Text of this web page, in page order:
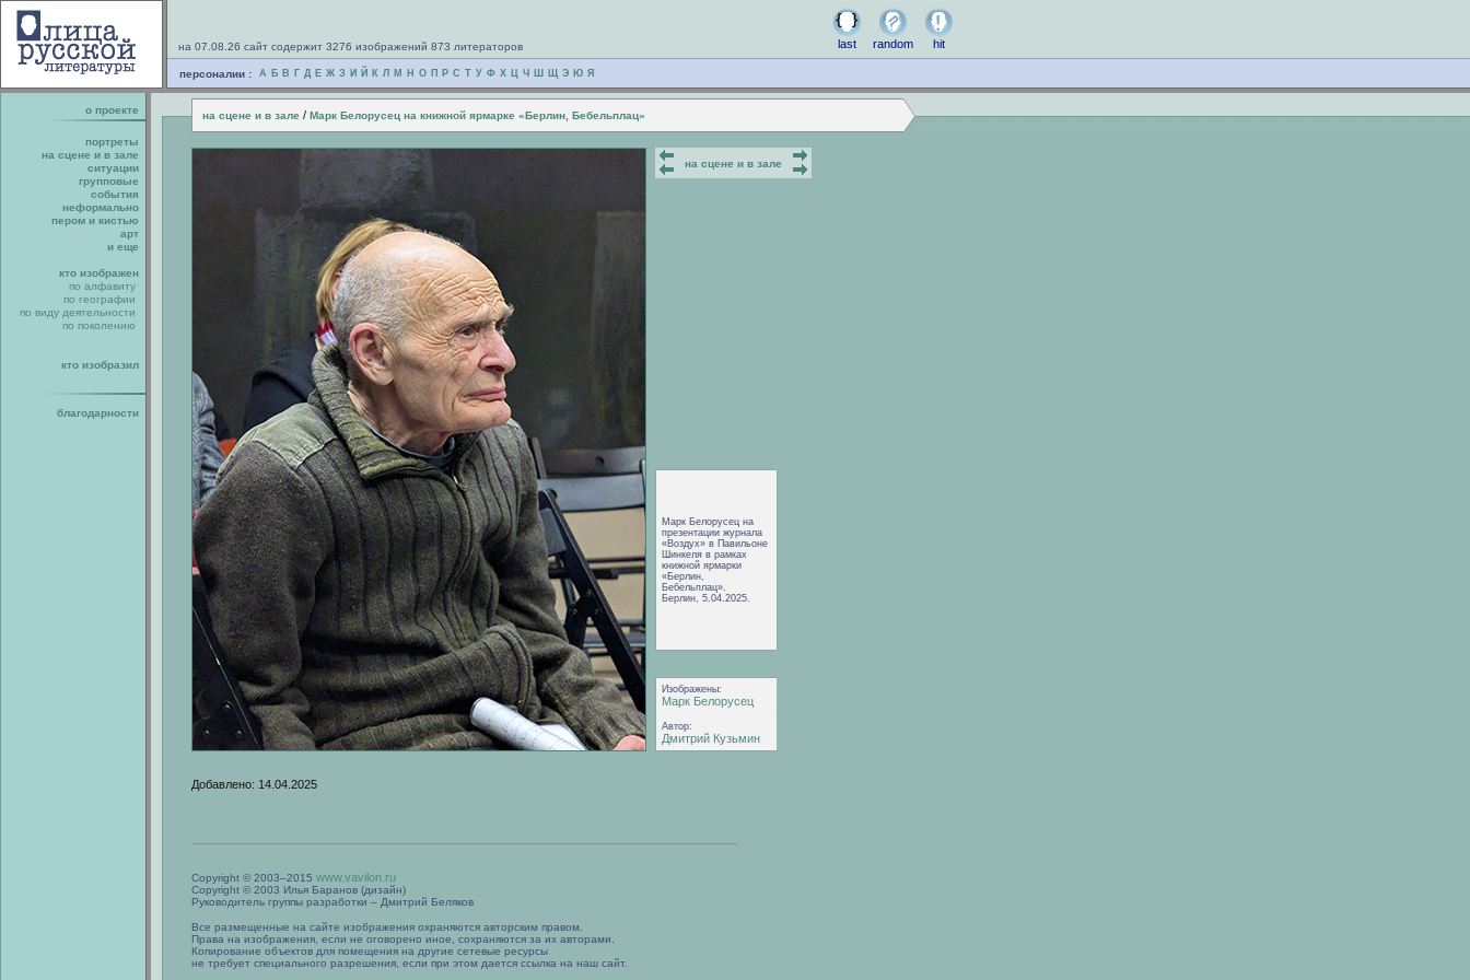
на 07.08.26 сайт содержит 3276 изображений 873 литераторов last random hit
персоналии : А Б В Г Д Е Ж З И Й К Л М Н О П Р С Т У Ф Х Ц Ч Ш Щ Э Ю Я
о проекте на сцене и в зале / Марк Белорусец на книжной ярмарке «Берлин, Бебельплац»
портреты
на сцене и в зале
ситуации
групповые
события
неформально
пером и кистью
арт
и еще
кто изображен
по алфавиту
по географии
по виду деятельности
по поколению
кто изобразил
благодарности
на сцене и в зале
Марк Белорусец на
презентации журнала
«Воздух» в Павильоне
Шинкеля в рамках
книжной ярмарки
«Берлин,
Бебельплац».
Берлин, 5.04.2025.
Изображены:
Марк Белорусец
Автор:
Дмитрий Кузьмин
Добавлено: 14.04.2025
Copyright © 2003–2015 www.vavilon.ru
Copyright © 2003 Илья Баранов (дизайн)
Руководитель группы разработки – Дмитрий Беляков
Все размещенные на сайте изображения охраняются авторским правом.
Права на изображения, если не оговорено иное, сохраняются за их авторами.
Копирование объектов для помещения на другие сетевые ресурсы
не требует специального разрешения, если при этом дается ссылка на наш сайт.